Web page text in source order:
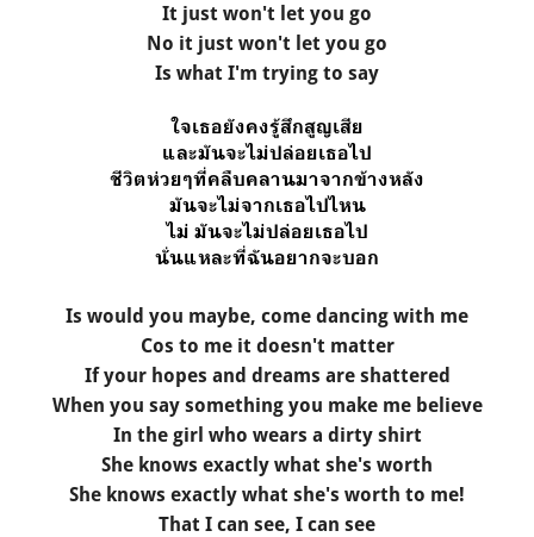
It just won't let you go
No it just won't let you go
Is what I'm trying to say
ใจเธอยังคงรู้สึกสูญเสีย
และมันจะไม่ปล่อยเธอไป
ชีวิตห่วยๆที่คลืบคลานมาจากข้างหลัง
มันจะไม่จากเธอไปไหน
ไม่ มันจะไม่ปล่อยเธอไป
นั่นแหละที่ฉันอยากจะบอก
Is would you maybe, come dancing with me
Cos to me it doesn't matter
If your hopes and dreams are shattered
When you say something you make me believe
In the girl who wears a dirty shirt
She knows exactly what she's worth
She knows exactly what she's worth to me!
That I can see, I can see